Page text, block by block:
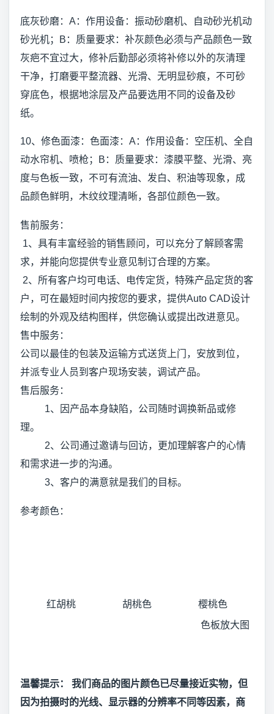
底灰砂磨：A：作用设备：振动砂磨机、自动砂光机动
砂光机；B：质量要求：补灰颜色必须与产品颜色一致
灰疤不宜过大，修补后勤部必须将补修以外的灰清理
干净，打磨要平整流器、光滑、无明显砂痕，不可砂
穿底色，根据地涂层及产品要选用不同的设备及砂
纸。
10、修色面漆：色面漆：A：作用设备：空压机、全自
动水帘机、喷枪；B：质量要求：漆膜平整、光滑、亮
度与色板一致，不可有流油、发白、积油等现象，成
品颜色鲜明，木纹纹理清晰，各部位颜色一致。
售前服务：
1、具有丰富经验的销售顾问，可以充分了解顾客需
求，并能向您提供专业意见制订合理的方案。
2、所有客户均可电话、电传定货，特殊产品定货的客
户，可在最短时间内按您的要求，提供Auto CAD设计
绘制的外观及结构图样，供您确认或提出改进意见。
售中服务：
公司以最佳的包装及运输方式送货上门，安放到位，
并派专业人员到客户现场安装，调试产品。
售后服务：
1、因产品本身缺陷，公司随时调换新品或修
理。
2、公司通过邀请与回访，更加理解客户的心情
和需求进一步的沟通。
3、客户的满意就是我们的目标。
参考颜色：
红胡桃 胡桃色
樱桃色
色板放大图
温馨提示： 我们商品的图片颜色已尽量接近实物，但
因为拍摄时的光线、显示器的分辨率不同等因素，商